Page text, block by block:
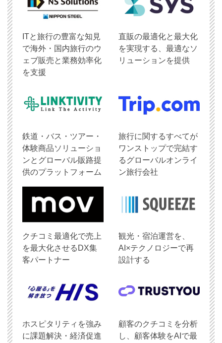
ITと旅行の豊富な知見
で海外・国内旅行のウ
ェブ販売と業務効率化
を支援
直販の最適化と最大化
を実現する、最適なソ
リューションを提供
鉄道・バス・ツアー・
体験商品ソリューショ
ンとグローバル販路提
供のプラットフォーム
旅行に関するすべてが
ワンストップで完結す
るグローバルオンライ
ン旅行会社
クチコミ最適化で売上
を最大化させるDX集
客パートナー
観光・宿泊運営を、
AI×テクノロジーで再
設計する
ホスピタリティを強み
に課題解決・経済促進
顧客のクチコミを分析
し、顧客体験をAIで最